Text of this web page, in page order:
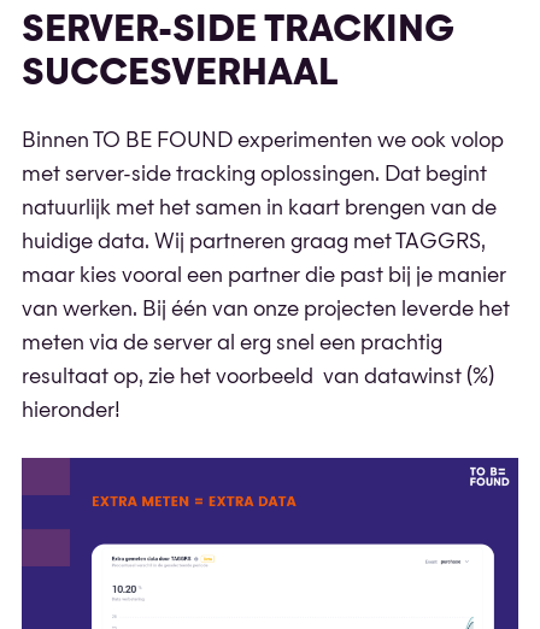
SERVER-SIDE TRACKING
SUCCESVERHAAL
Binnen TO BE FOUND experimenten we ook volop
met server-side tracking oplossingen. Dat begint
natuurlijk met het samen in kaart brengen van de
huidige data. Wij partneren graag met TAGGRS,
maar kies vooral een partner die past bij je manier
van werken. Bij één van onze projecten leverde het
meten via de server al erg snel een prachtig
resultaat op, zie het voorbeeld van datawinst (%)
hieronder!